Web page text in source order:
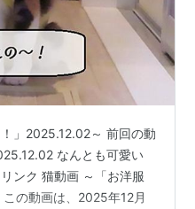
」2025.12.02～ 前回の動
なんとも可愛い
ンク 猫動画 ～「お洋服
の動画は、2025年12月